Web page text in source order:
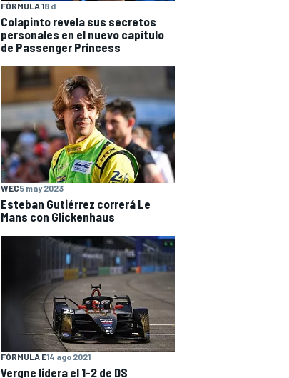
FÓRMULA 18 d
Colapinto revela sus secretos
personales en el nuevo capítulo
de Passenger Princess
WEC5 may 2023
Esteban Gutiérrez correrá Le
Mans con Glickenhaus
FÓRMULA E14 ago 2021
Vergne lidera el 1-2 de DS